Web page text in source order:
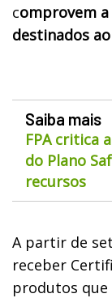
comprovem
destinados
Saiba mais
FPA critica
do Plano
recursos
A partir de
receber
produtos